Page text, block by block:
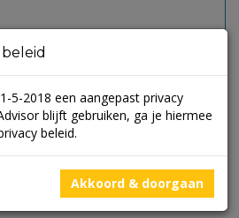
5-2018 een aangepast privacy
blijft gebruiken, ga je hiermee
beleid.
Akkoord & doorgaan